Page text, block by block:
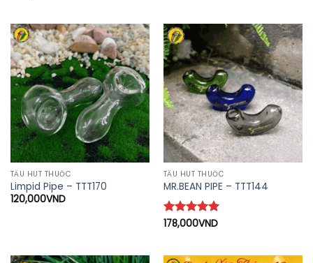
TẨU HÚT THUỐC
Limpid Pipe – TTT170
120,000VND
TẨU HÚT THUỐC
MR.BEAN PIPE – TTT144
Được xếp
178,000VND